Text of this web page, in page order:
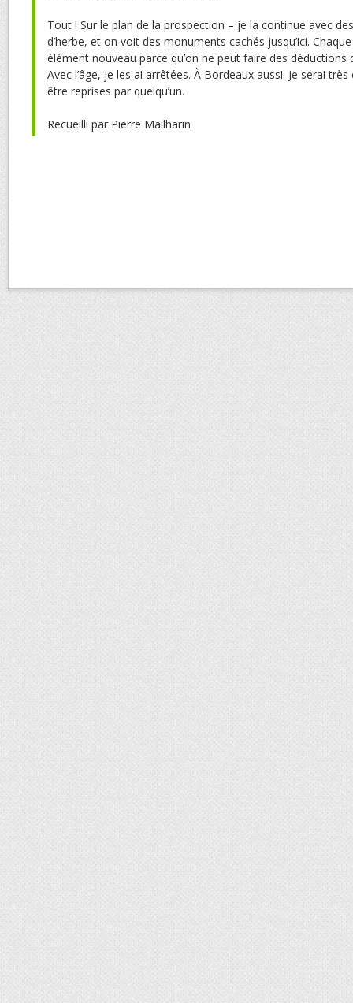
Tout ! Sur le plan de la prospection – je la continue avec
d’herbe, et on voit des monuments cachés jusqu’ici.
élément nouveau parce qu’on ne peut faire des déductions
Avec l’âge, je les ai arrêtées. À Bordeaux aussi. Je serai
être reprises par quelqu’un.
Recueilli par Pierre Mailharin